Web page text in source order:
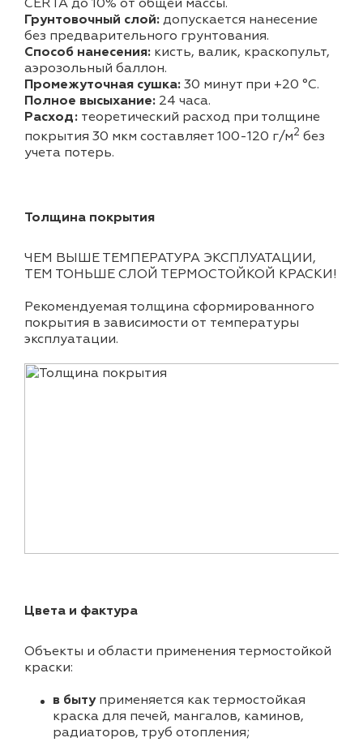
CERTA до 10% от общей массы.
Грунтовочный слой: допускается нанесение
без предварительного грунтования.
Способ нанесения: кисть, валик, краскопульт,
аэрозольный баллон.
Промежуточная сушка: 30 минут при +20 °С.
Полное высыхание: 24 часа.
Расход: теоретический расход при толщине
покрытия 30 мкм составляет 100-120 г/м2 без
учета потерь.
Толщина покрытия
ЧЕМ ВЫШЕ ТЕМПЕРАТУРА ЭКСПЛУАТАЦИИ,
ТЕМ ТОНЬШЕ СЛОЙ ТЕРМОСТОЙКОЙ КРАСКИ!
Рекомендуемая толщина сформированного
покрытия в зависимости от температуры
эксплуатации.
Цвета и фактура
Объекты и области применения термостойкой
краски:
в быту применяется как термостойкая
краска для печей, мангалов, каминов,
радиаторов, труб отопления;